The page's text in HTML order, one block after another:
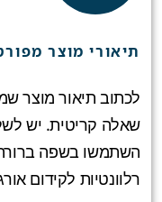
תיאורי מוצר
לכתוב תיאור מוצר
שאלה קריטית. יש
השתמשו בשפה
רלוונטיות לקידום